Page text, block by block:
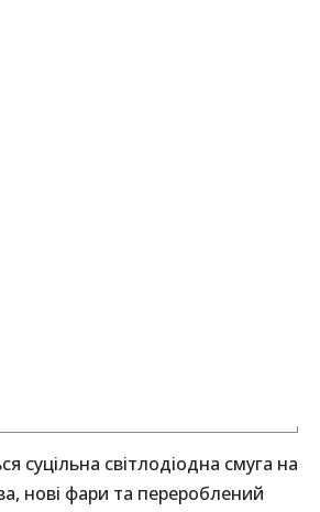
суцільна світлодіодна смуга на
нові фари та перероблений